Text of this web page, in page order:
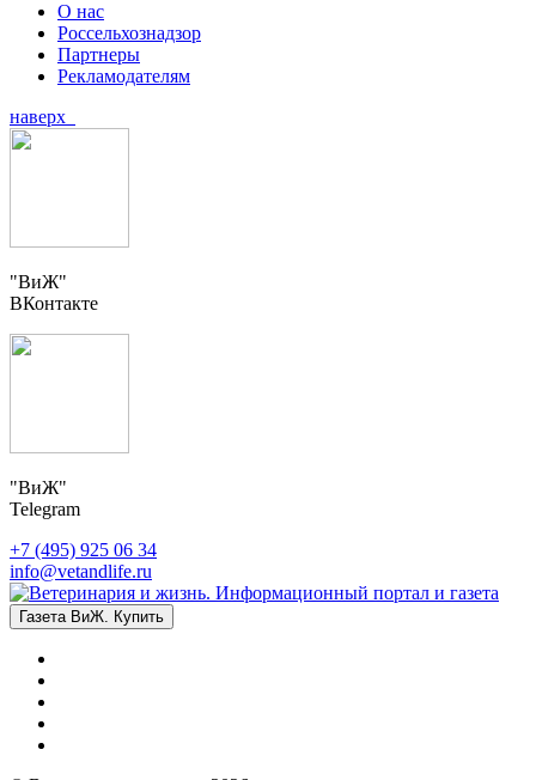
О нас
Россельхознадзор
Партнеры
Рекламодателям
наверх
"ВиЖ"
ВКонтакте
"ВиЖ"
Telegram
+7 (495) 925 06 34
info@vetandlife.ru
Газета ВиЖ. Купить